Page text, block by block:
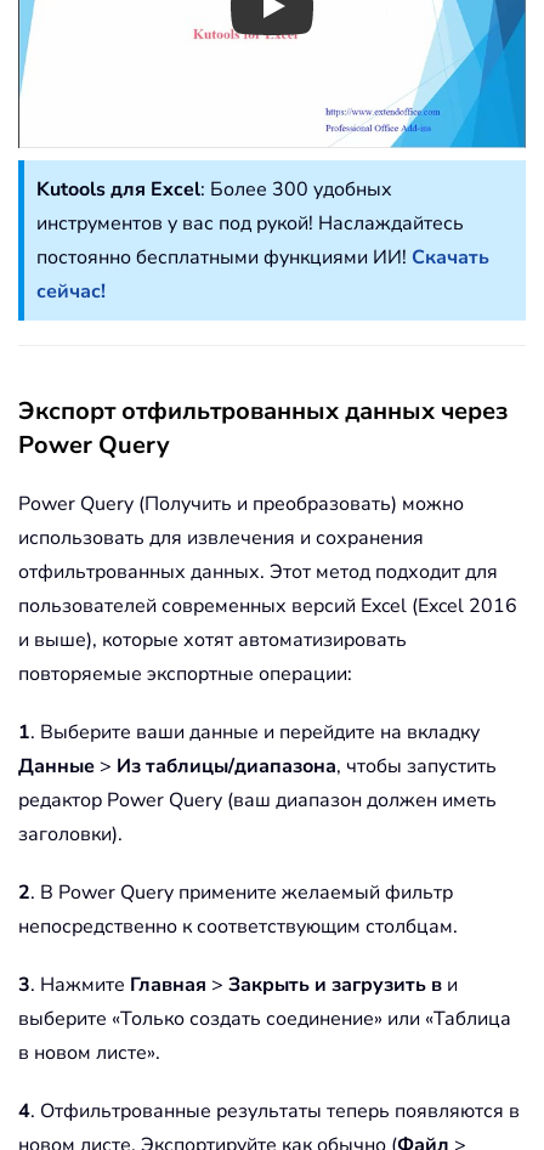
Play
Kutools для Excel: Более 300 удобных
инструментов у вас под рукой! Наслаждайтесь
постоянно бесплатными функциями ИИ! Скачать
сейчас!
Экспорт отфильтрованных данных через
Power Query
Power Query (Получить и преобразовать) можно
использовать для извлечения и сохранения
отфильтрованных данных. Этот метод подходит для
пользователей современных версий Excel (Excel 2016
и выше), которые хотят автоматизировать
повторяемые экспортные операции:
1. Выберите ваши данные и перейдите на вкладку
Данные > Из таблицы/диапазона, чтобы запустить
редактор Power Query (ваш диапазон должен иметь
заголовки).
2. В Power Query примените желаемый фильтр
непосредственно к соответствующим столбцам.
3. Нажмите Главная > Закрыть и загрузить в и
выберите «Только создать соединение» или «Таблица
в новом листе».
4. Отфильтрованные результаты теперь появляются в
новом листе. Экспортируйте как обычно (Файл >